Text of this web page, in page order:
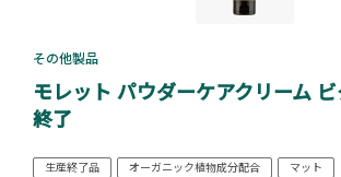
その他製品
モレット パウダーケアクリーム
終了
生産終了品 オーガニック植物成分配合 マット